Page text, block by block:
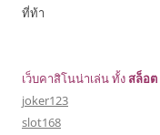
ที่ท้า
เว็บคาสิโนน่าเล่น ทั้งสล็อต
joker123
slot168